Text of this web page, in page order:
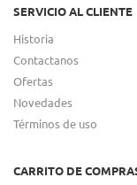
SERVICIO AL CLIENTE
Historia
Contactanos
Ofertas
Novedades
Términos de uso
CARRITO DE